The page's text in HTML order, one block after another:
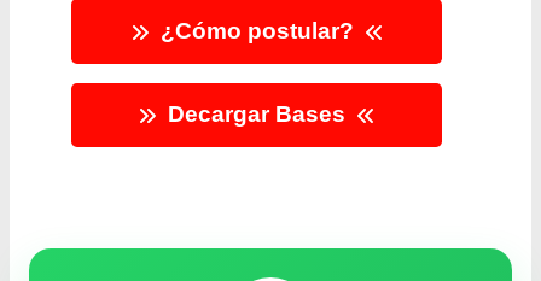
¿Cómo postular?
Decargar Bases